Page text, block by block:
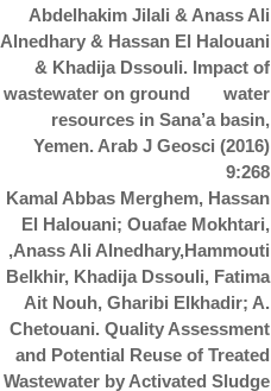
Abdelhakim Jilali & Anass Ali
Alnedhary & Hassan El Halouani
& Khadija Dssouli. Impact of
wastewater on ground water
resources in Sana’a basin,
Yemen. Arab J Geosci (2016)
9:268
Kamal Abbas Merghem, Hassan
El Halouani; Ouafae Mokhtari,
,Anass Ali Alnedhary,Hammouti
Belkhir, Khadija Dssouli, Fatima
Ait Nouh, Gharibi Elkhadir; A.
Chetouani. Quality Assessment
and Potential Reuse of Treated
Wastewater by Activated Sludge